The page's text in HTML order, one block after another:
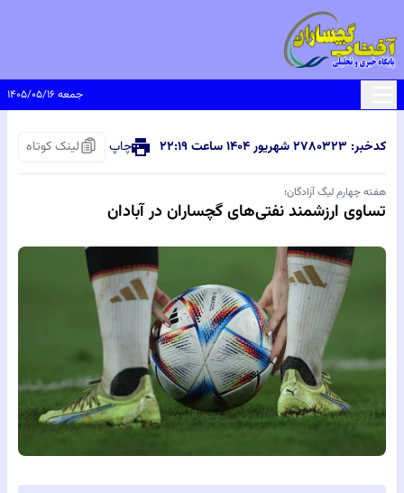
جمعه ۱۴۰۵/۰۵/۱۶
کدخبر: ۸۰۳۲۳ ۲۷ شهریور ۱۴۰۴ ساعت ۲۲:۱۹ چاپ لینک کوتاه
هفته چهارم لیگ آزادگان؛
تساوی ارزشمند نفتی‌های گچساران در آبادان